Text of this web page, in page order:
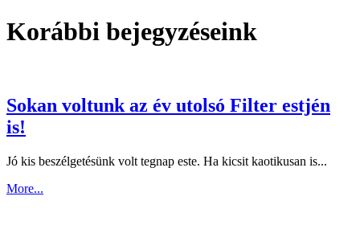
Korábbi bejegyzéseink
Sokan voltunk az év utolsó Filter estjén
is!
Jó kis beszélgetésünk volt tegnap este. Ha kicsit kaotikusan is...
More...